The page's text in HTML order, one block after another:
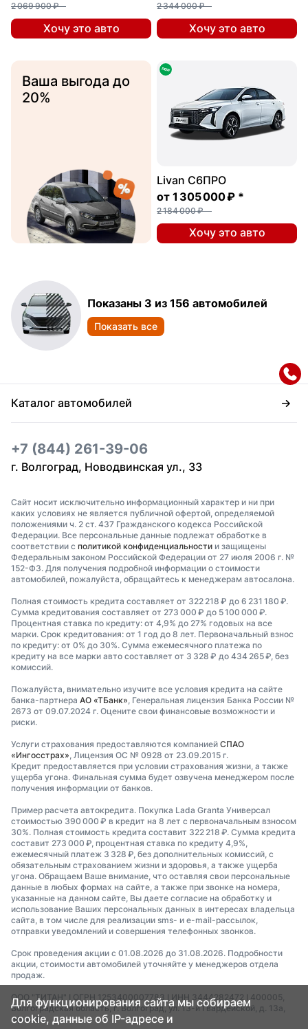
2 069 900 ₽
Хочу это авто
2 344 000 ₽
Хочу это авто
Ваша выгода до
20%
Livan С6ПРО
от 1 305 000 ₽ *
2 184 000 ₽
Хочу это авто
Показаны 3 из 156 автомобилей
Показать все
Каталог автомобилей
+7 (844) 261-39-06
г. Волгоград, Новодвинская ул., 33
Сайт носит исключительно информационный характер и ни при
каких условиях не является публичной офертой, определяемой
положениями ч. 2 ст. 437 Гражданского кодекса Российской
Федерации. Все персональные данные подлежат обработке в
соответствии с политикой конфиденциальности и защищены
Федеральным законом Российской Федерации от 27 июля 2006 г. №
152-ФЗ. Для получения подробной информации о стоимости
автомобилей, пожалуйста, обращайтесь к менеджерам автосалона.
Полная стоимость кредита составляет от 322 218 ₽ до 6 231 180 ₽.
Сумма кредитования составляет от 273 000 ₽ до 5 100 000 ₽.
Процентная ставка по кредиту: от 4,9% до 27% годовых на все
марки. Срок кредитования: от 1 год до 8 лет. Первоначальный взнос
по кредиту: от 0% до 30%. Сумма ежемесячного платежа по
кредиту на все марки авто составляет от 3 328 ₽ до 434 265 ₽, без
комиссий.
Пожалуйста, внимательно изучите все условия кредита на сайте
банка-партнера АО «ТБанк» , Генеральная лицензия Банка России №
2673 от 09.07.2024 г. Оцените свои финансовые возможности и
риски.
Услуги страхования предоставляются компанией СПАО
«Ингосстрах» , Лицензия ОС № 0928 от 23.09.2015 г.
Кредит предоставляется при условии страхования жизни, а также
ущерба угона. Финальная сумма будет озвучена менеджером после
получения информации от банков.
Пример расчета автокредита. Покупка Lada Granta Универсал
стоимостью 390 000 ₽ в кредит на 8 лет с первоначальным взносом
30%. Полная стоимость кредита составит 322 218 ₽. Сумма кредита
составит 273 000 ₽, процентная ставка по кредиту 4,9%,
ежемесячный платеж 3 328 ₽, без дополнительных комиссий, с
обязательным страхованием жизни и здоровья, а также ущерба
угона. Обращаем Ваше внимание, что оставляя свои персональные
данные в любых формах на сайте, а также при звонке на номера,
указанные на данном сайте, Вы даете согласие на обработку и
использование Ваших персональных данных в интересах владельца
сайта, в том числе для реализации sms- и e-mail-рассылок,
отправки уведомлений и совершения телефонных звонков.
Срок проведения акции с 01.08.2026 до 31.08.2026. Подробности
акции, стоимости автомобилей уточняйте у менеджеров отдела
продаж.
ООО "ТИТАН" I ОГРН 1253400007783 I ИНН 3444282472 I 400005,
Волгоградская область, г. Волгоград, ул. 13-й Гвардейской, д. 13а,
офис 35.
Для функционирования сайта мы собираем
cookie, данные об IP-адресе и